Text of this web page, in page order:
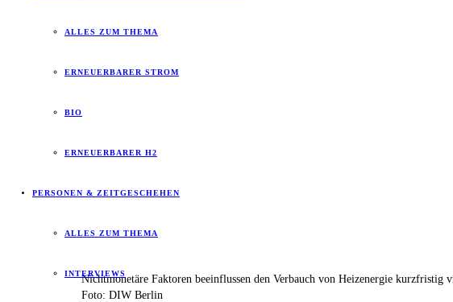
ALLES ZUM THEMA
ERNEUERBARER STROM
BIO
ERNEUERBARER H2
PERSONEN & ZEITGESCHEHEN
ALLES ZUM THEMA
INTERVIEWS
Nichtmonetäre Faktoren beeinflussen den Verbauch von Heizenergie kurzfristig
Foto: DIW Berlin